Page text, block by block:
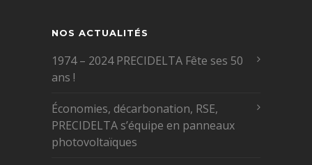
NOS ACTUALITÉS
1974 – 2024 PRECIDELTA Fête ses 50
ans !
Économies, décarbonation, RSE,
PRECIDELTA s’équipe en panneaux
photovoltaïques